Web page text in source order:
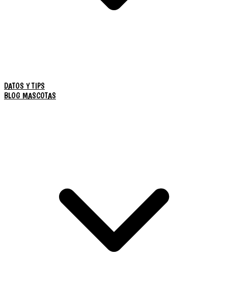
DATOS Y TIPS
BLOG MASCOTAS